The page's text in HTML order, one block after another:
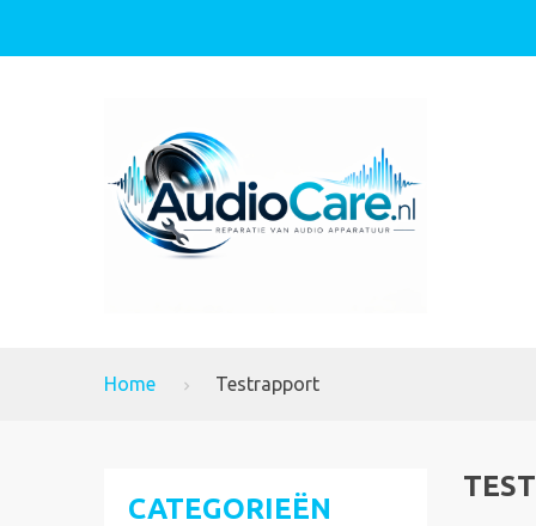
Home Testrapport
CATEGORIEËN